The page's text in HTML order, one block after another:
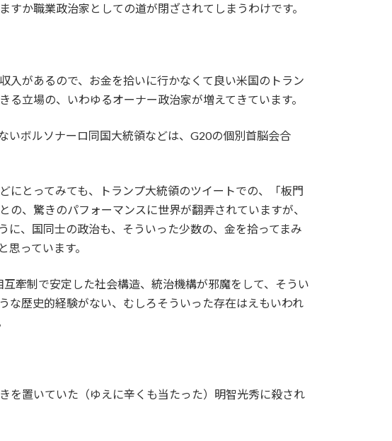
か職業政治家としての道が閉ざされてしまうわけです。
入があるので、お金を拾いに行かなくて良い米国のトラン
立場の、いわゆるオーナー政治家が増えてきています。
いボルソナーロ同国大統領などは、G20の個別首脳会合
にとってみても、トランプ大統領のツイートでの、「板門
、驚きのパフォーマンスに世界が翻弄されていますが、
、国同士の政治も、そういった少数の、金を拾ってまみ
っています。
牽制で安定した社会構造、統治機構が邪魔をして、そうい
な歴史的経験がない、むしろそういった存在はえもいわれ
を置いていた（ゆえに辛くも当たった）明智光秀に殺され